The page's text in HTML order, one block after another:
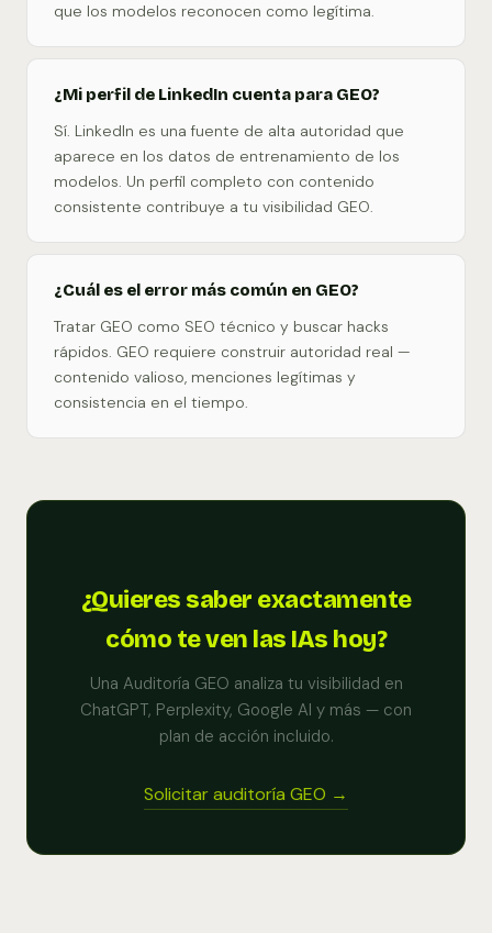
que los modelos reconocen como legítima.
¿Mi perfil de LinkedIn cuenta para GEO?
Sí. LinkedIn es una fuente de alta autoridad que
aparece en los datos de entrenamiento de los
modelos. Un perfil completo con contenido
consistente contribuye a tu visibilidad GEO.
¿Cuál es el error más común en GEO?
Tratar GEO como SEO técnico y buscar hacks
rápidos. GEO requiere construir autoridad real —
contenido valioso, menciones legítimas y
consistencia en el tiempo.
¿Quieres saber exactamente
cómo te ven las IAs hoy?
Una Auditoría GEO analiza tu visibilidad en
ChatGPT, Perplexity, Google AI y más — con
plan de acción incluido.
Solicitar auditoría GEO →